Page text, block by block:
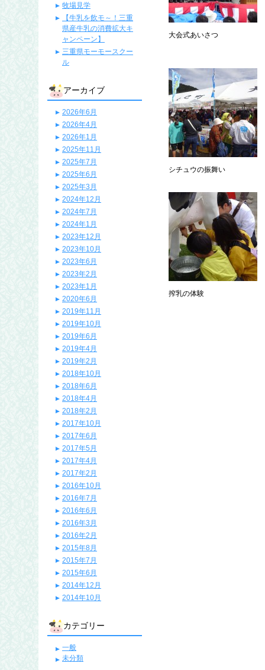
大会式あいさつ
シチュウの振舞い
搾乳の体験
牧場見学
【牛乳を飲モ～！三重
県産牛乳の消費拡大キ
ャンペーン】
三重県モーモースクー
ル
アーカイブ
2026年6月
2026年4月
2026年1月
2025年11月
2025年7月
2025年6月
2025年3月
2024年12月
2024年7月
2024年1月
2023年12月
2023年10月
2023年6月
2023年2月
2023年1月
2020年6月
2019年11月
2019年10月
2019年6月
2019年4月
2019年2月
2018年10月
2018年6月
2018年4月
2018年2月
2017年10月
2017年6月
2017年5月
2017年4月
2017年2月
2016年10月
2016年7月
2016年6月
2016年3月
2016年2月
2015年8月
2015年7月
2015年6月
2014年12月
2014年10月
カテゴリー
一般
未分類